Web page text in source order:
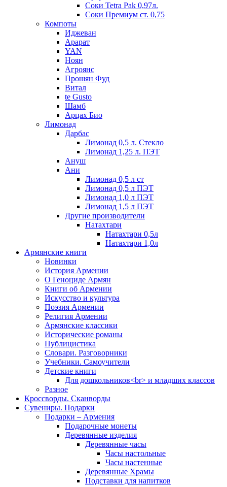
Соки Tetra Pak 0,97л.
Соки Премиум ст. 0,75
Компоты
Иджеван
Арарат
YAN
Ноян
Агроянс
Прошян Фуд
Витал
te Gusto
Шамб
Арцах Био
Лимонад
Дарбас
Лимонад 0,5 л. Стекло
Лимонад 1,25 л. ПЭТ
Ануш
Ани
Лимонад 0,5 л ст
Лимонад 0,5 л ПЭТ
Лимонад 1,0 л ПЭТ
Лимонад 1,5 л ПЭТ
Другие производители
Натахтари
Натахтари 0,5л
Натахтари 1,0л
Армянские книги
Новинки
История Армении
О Геноциде Армян
Книги об Армении
Иcкусство и культура
Поэзия Армении
Религия Армении
Армянские классики
Исторические романы
Публицистика
Словари. Разговорники
Учебники. Самоучители
Детские книги
Для дошкольников<br> и младших классов
Разное
Кроссворды. Сканворды
Сувениры. Подарки
Подарки – Армения
Подарочные монеты
Деревянные изделия
Деревянные часы
Часы настольные
Часы настенные
Деревянные Храмы
Подставки для напитков